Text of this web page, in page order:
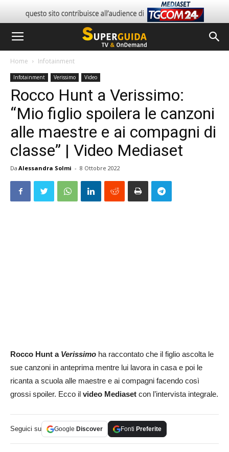
Home Infotainment
Infotainment Verissimo Video
Rocco Hunt a Verissimo:
“Mio figlio spoilera le canzoni
alle maestre e ai compagni di
classe” | Video Mediaset
Da Alessandra Solmi - 8 Ottobre 2022
Rocco Hunt a Verissimo ha raccontato che il figlio ascolta le
sue canzoni in anteprima mentre lui lavora in casa e poi le
ricanta a scuola alle maestre e ai compagni facendo così
grossi spoiler. Ecco il video Mediaset con l’intervista integrale.
Seguici su Google Discover Fonti Preferite